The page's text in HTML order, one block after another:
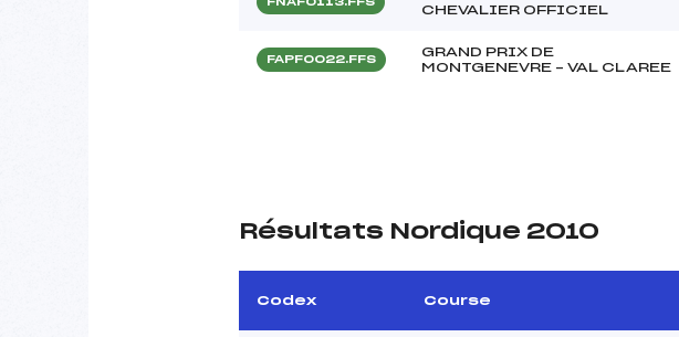
CHEVALIER OFFICIEL
FAPF0022.FFS
GRAND PRIX DE
MONTGENEVRE – VAL CLAREE
Résultats Nordique 2010
Codex Course